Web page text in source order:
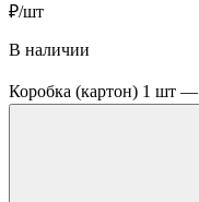
₽/шт
В наличии
Коробка (картон) 1 шт —